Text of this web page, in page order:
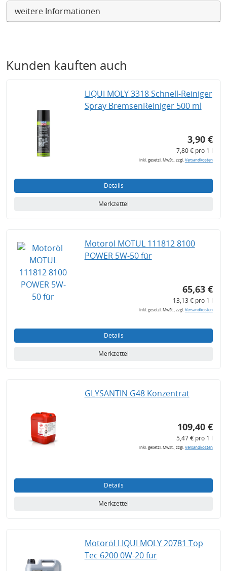
weitere Informationen
Kunden kauften auch
LIQUI MOLY 3318 Schnell-Reiniger
Spray BremsenReiniger 500 ml
3,90 €
7,80 € pro 1 l
inkl. gesetzl. MwSt., zzgl.Versandkosten
Details
Merkzettel
Motoröl MOTUL 111812 8100
POWER 5W-50 für
65,63 €
13,13 € pro 1 l
inkl. gesetzl. MwSt., zzgl.Versandkosten
Details
Merkzettel
GLYSANTIN G48 Konzentrat
109,40 €
5,47 € pro 1 l
inkl. gesetzl. MwSt., zzgl.Versandkosten
Details
Merkzettel
Motoröl LIQUI MOLY 20781 Top
Tec 6200 0W-20 für